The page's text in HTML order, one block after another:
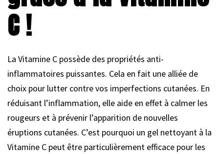
C !
La Vitamine C possède des propriétés anti-
inflammatoires puissantes. Cela en fait une alliée de
choix pour lutter contre vos imperfections cutanées. En
réduisant l’inflammation, elle aide en effet à calmer les
rougeurs et à prévenir l’apparition de nouvelles
éruptions cutanées. C’est pourquoi un gel nettoyant à la
Vitamine C peut être particulièrement efficace pour les